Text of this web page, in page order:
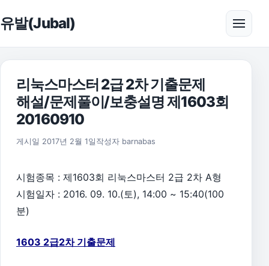
유발(Jubal) 메뉴
리눅스마스터 2급 2차 기출문제
해설/문제풀이/보충설명 제1603회
20160910
게시일 2017년 2월 1일 2018년 2월 10일
작성자 barnabas
시험종목 : 제1603회 리눅스마스터 2급 2차 A형
시험일자 : 2016. 09. 10.(토), 14:00 ~ 15:40(100
분)
1603 2급2차 기출문제